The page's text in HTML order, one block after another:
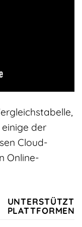
der
Cloud-
Online-
UNTERSTÜTZTE
PLATTFORMEN